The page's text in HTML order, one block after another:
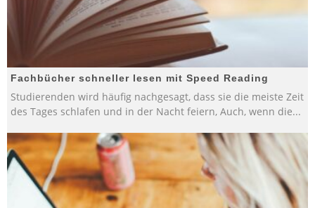
Fachbücher schneller lesen mit Speed Reading
Studierenden wird häufig nachgesagt, dass sie die meiste Zeit
des Tages schlafen und in der Nacht feiern, Auch, wenn die...